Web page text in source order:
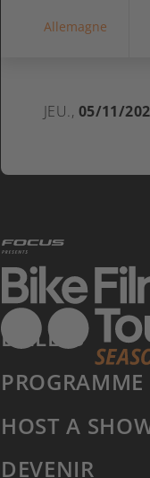
Allemagne
JEU., 05/11/
BILLETS
PROGRAMME
HOST A
DEVENIR